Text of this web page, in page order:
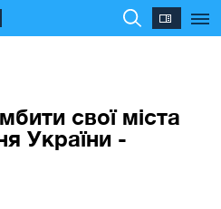
свої міста
України -